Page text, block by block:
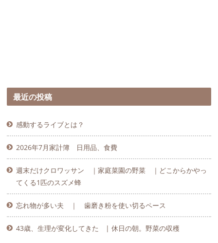
最近の投稿
感動するライブとは？
2026年7月家計簿 日用品、食費
週末だけクロワッサン ｜家庭菜園の野菜 ｜どこからかやっ
てくる1匹のスズメ蜂
忘れ物が多い夫 ｜ 歯磨き粉を使い切るペース
43歳、生理が変化してきた | 休日の朝。野菜の収穫